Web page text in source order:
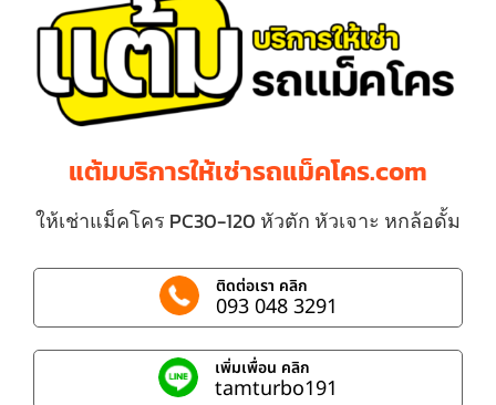
แต้มบริการให้เช่ารถแม็คโคร.com
ให้เช่าแม็คโคร PC30-120 หัวตัก หัวเจาะ หกล้อดั้ม
ติดต่อเรา คลิก
093 048 3291
เพิ่มเพื่อน คลิก
tamturbo191